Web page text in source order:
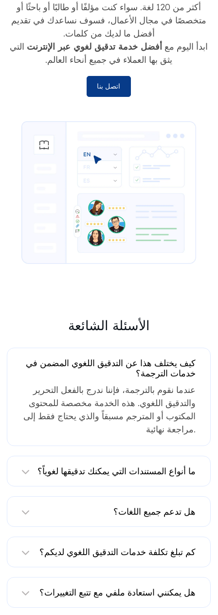
أكثر من 120 لغة. سواء كنت مؤلفًا أو طالبًا أو باحثًا أو
متخصصًا في مجال الأعمال، فسوف نساعدك في تقديم
أفضل ما لديك من كلمات.
ابدأ اليوم مع أفضل خدمة تدقيق لغوي عبر الإنترنت التي
يثق بها العملاء في جميع أنحاء العالم.
اتصل بنا
الأسئلة الشائعة
كيف يختلف هذا عن التدقيق اللغوي المضمن في
خدمات الترجمة؟
عندما نقوم بالترجمة، فإننا ندرج بالفعل التحرير
والتدقيق اللغوي. هذه الخدمة مخصصة للمحتوى
المكتوب أو المترجم مسبقاً والذي يحتاج فقط إلى
مراجعة نهائية.
ما أنواع المستندات التي يمكنك تدقيقها لغوياً؟
هل تدعم جميع اللغات؟
كم تبلغ تكلفة خدمات التدقيق اللغوي لديكم؟
هل يمكنني استعادة ملفي مع تتبع التغييرات؟